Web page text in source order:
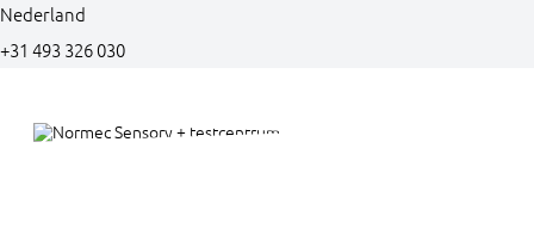
Nederland
+31 493 326 030